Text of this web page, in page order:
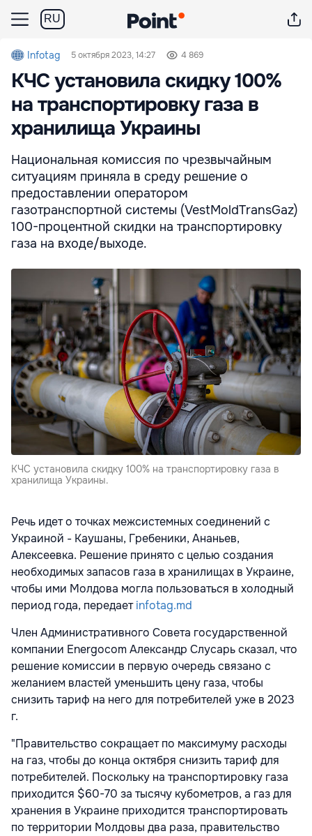
RU
Infotag 5 октября 2023, 14:27 4 869
КЧС установила скидку 100%
на транспортировку газа в
хранилища Украины
Национальная комиссия по чрезвычайным
ситуациям приняла в среду решение о
предоставлении оператором
газотранспортной системы (VestMoldTransGaz)
100-процентной скидки на транспортировку
газа на входе/выходе.
КЧС установила скидку 100% на транспортировку газа в
хранилища Украины.
Речь идет о точках межсистемных соединений с
Украиной - Каушаны, Гребеники, Ананьев,
Алексеевка. Решение принято с целью создания
необходимых запасов газа в хранилищах в Украине,
чтобы ими Молдова могла пользоваться в холодный
период года, передает infotag.md
Член Административного Совета государственной
компании Energocom Александр Слусарь сказал, что
решение комиссии в первую очередь связано с
желанием властей уменьшить цену газа, чтобы
снизить тариф на него для потребителей уже в 2023
г.
"Правительство сокращает по максимуму расходы
на газ, чтобы до конца октября снизить тариф для
потребителей. Поскольку на транспортировку газа
приходится $60-70 за тысячу кубометров, а газ для
хранения в Украине приходится транспортировать
по территории Молдовы два раза, правительство